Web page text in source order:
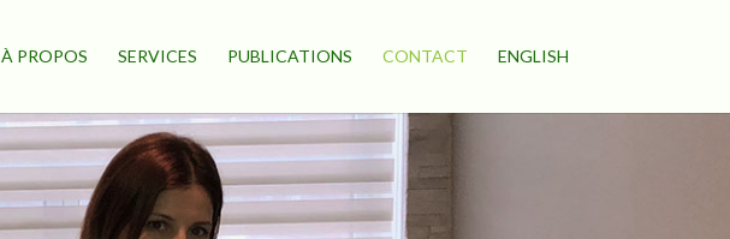
À PROPOS SERVICES PUBLICATIONS CONTACT ENGLISH